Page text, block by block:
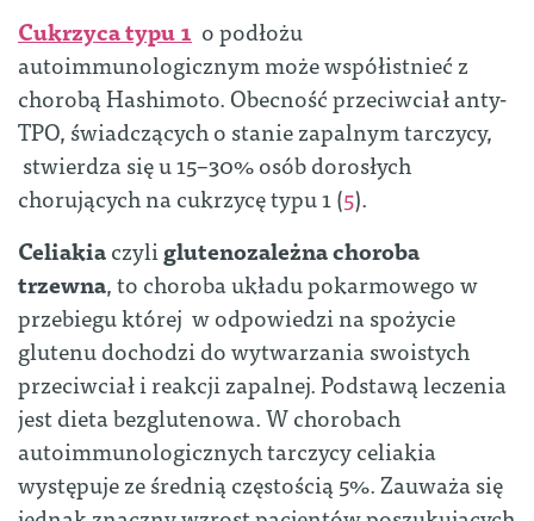
Cukrzyca typu 1 o podłożu
autoimmunologicznym może współistnieć z
chorobą Hashimoto. Obecność przeciwciał anty-
TPO, świadczących o stanie zapalnym tarczycy,
stwierdza się u 15–30% osób dorosłych
chorujących na cukrzycę typu 1 (5).
Celiakiaczyliglutenozależna choroba
trzewna, to choroba układu pokarmowego w
przebiegu której w odpowiedzi na spożycie
glutenu dochodzi do wytwarzania swoistych
przeciwciał i reakcji zapalnej. Podstawą leczenia
jest dieta bezglutenowa. W chorobach
autoimmunologicznych tarczycy celiakia
występuje ze średnią częstością 5%. Zauważa się